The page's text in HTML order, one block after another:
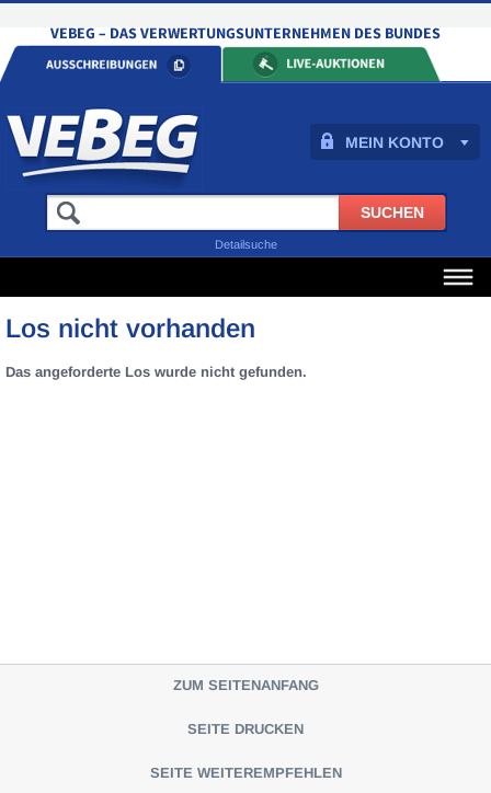
MEIN KONTO
Detailsuche
Los nicht vorhanden
Das angeforderte Los wurde nicht gefunden.
ZUM SEITENANFANG
SEITE DRUCKEN
SEITE WEITEREMPFEHLEN